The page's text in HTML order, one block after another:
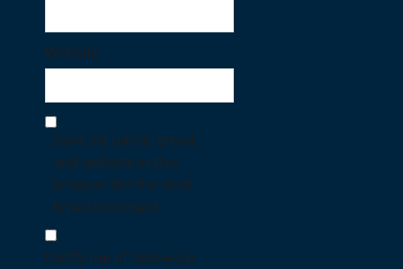
Website
Save my name, email,
and website in this
browser for the next
time I comment.
Notify me of follow-up